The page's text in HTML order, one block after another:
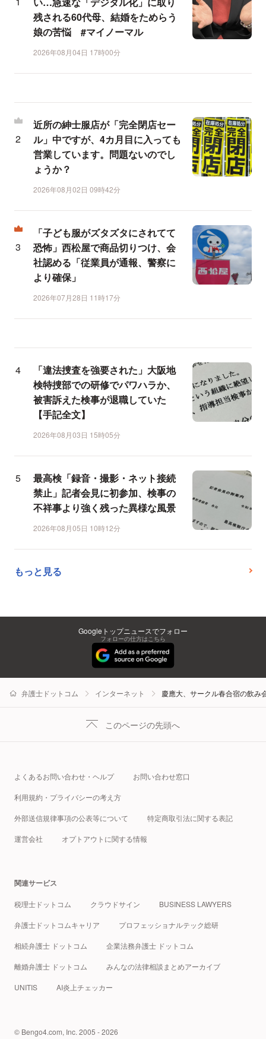
残される60代母、結婚をためらう
娘の苦悩 #マイノーマル
2026年08月04日 17時00分
近所の紳士服店が「完全閉店セー
ル」中ですが、4カ月目に入っても
営業しています。問題ないのでし
ょうか？
2026年08月02日 09時42分
「子ども服がズタズタにされてて
恐怖」西松屋で商品切りつけ、会
社認める「従業員が通報、警察に
より確保」
2026年07月28日 11時17分
「違法捜査を強要された」大阪地
検特捜部での研修でパワハラか、
被害訴えた検事が退職していた
【手記全文】
2026年08月03日 15時05分
最高検「録音・撮影・ネット接続
禁止」記者会見に初参加、検事の
不祥事より強く残った異様な風景
2026年08月05日 10時12分
もっと見る
Googleトップニュースでフォロー
フォローの仕方はこちら
弁護士ドットコム インターネット 慶應大、サークル春合宿の飲
このページの先頭へ
よくあるお問い合わせ・ヘルプ お問い合わせ窓口
利用規約・プライバシーの考え方
外部送信規律事項の公表等について 特定商取引法に関する表記
運営会社 オプトアウトに関する情報
関連サービス
税理士ドットコム クラウドサイン BUSINESS LAWYERS
弁護士ドットコムキャリア プロフェッショナルテック総研
相続弁護士 ドットコム 企業法務弁護士 ドットコム
離婚弁護士 ドットコム みんなの法律相談まとめアーカイブ
UNITIS AI炎上チェッカー
© Bengo4.com, Inc. 2005 - 2026